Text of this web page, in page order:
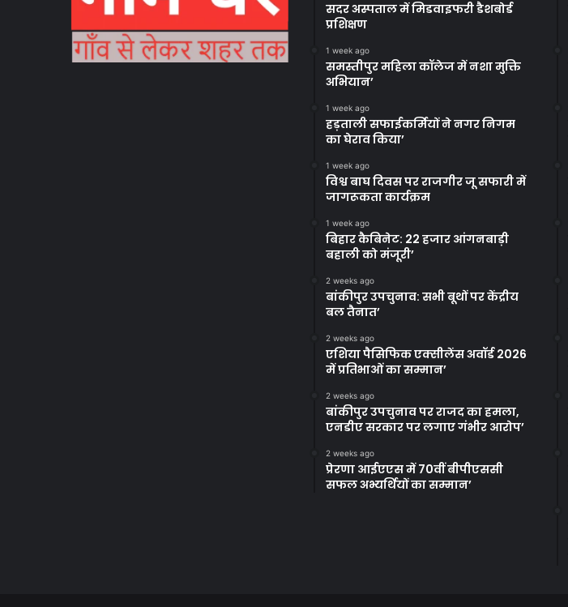
सदर अस्पताल में मिडवाइफरी डैशबोर्ड
प्रशिक्षण
1 week ago
समस्तीपुर महिला कॉलेज में नशा मुक्ति
अभियान’
1 week ago
हड़ताली सफाईकर्मियों ने नगर निगम
का घेराव किया’
1 week ago
विश्व बाघ दिवस पर राजगीर जू सफारी में
जागरूकता कार्यक्रम
1 week ago
बिहार कैबिनेट: 22 हजार आंगनबाड़ी
बहाली को मंजूरी’
2 weeks ago
बांकीपुर उपचुनाव: सभी बूथों पर केंद्रीय
बल तैनात’
2 weeks ago
एशिया पैसिफिक एक्सीलेंस अवॉर्ड 2026
में प्रतिभाओं का सम्मान’
2 weeks ago
बांकीपुर उपचुनाव पर राजद का हमला,
एनडीए सरकार पर लगाए गंभीर आरोप’
2 weeks ago
प्रेरणा आईएएस में 70वीं बीपीएससी
सफल अभ्यर्थियों का सम्मान’